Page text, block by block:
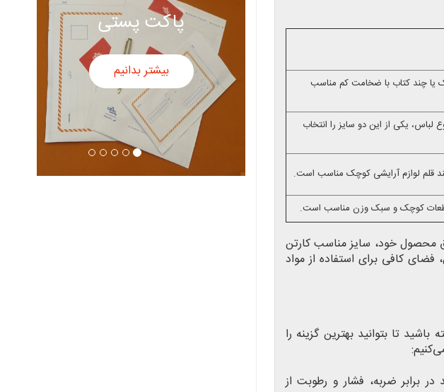
یا چند کتاب با ضخامت کم مناسب
لباس، یکی از این دو سایز را انتخاب
قلم لوازم آرایشی کوچک مناسب است.
کوچک و سبک وزن مناسب است.
محصول خود، سایز مناسب کارتن
کافی برای استفاده از مواد
تا بتوانید بهترین گزینه را
برابر ضربه، فشار و رطوبت از
پاکت سفید
بیشتر بدانیم